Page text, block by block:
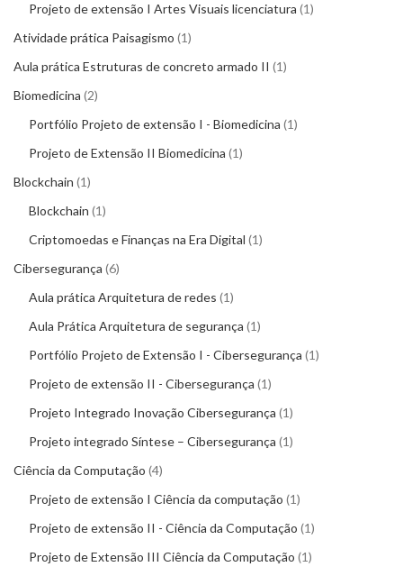
Projeto de extensão I Artes Visuais licenciatura 1
Atividade prática Paisagismo 1
Aula prática Estruturas de concreto armado II 1
Biomedicina 2
Portfólio Projeto de extensão I - Biomedicina 1
Projeto de Extensão II Biomedicina 1
Blockchain 1
Blockchain 1
Criptomoedas e Finanças na Era Digital 1
Cibersegurança 6
Aula prática Arquitetura de redes 1
Aula Prática Arquitetura de segurança 1
Portfólio Projeto de Extensão I - Cibersegurança 1
Projeto de extensão II - Cibersegurança 1
Projeto Integrado Inovação Cibersegurança 1
Projeto integrado Síntese – Cibersegurança 1
Ciência da Computação 4
Projeto de extensão I Ciência da computação 1
Projeto de extensão II - Ciência da Computação 1
Projeto de Extensão III Ciência da Computação 1